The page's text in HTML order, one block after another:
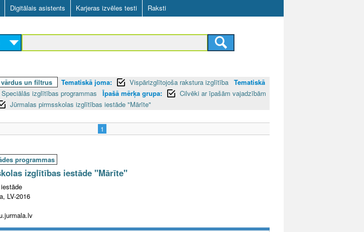
Digitālais asistents Karjeras izvēles testi Raksti
un filtrus Tematiskā joma: Vispārizglītojoša rakstura izglītība Tematiskā
Speciālās izglītības programmas Īpašā mērķa grupa:
Cilvēki ar īpašām vajadzībām
Jūrmalas pirmsskolas izglītības iestāde "Mārīte"
1
programmas
izglītības iestāde "Mārīte"
LV-2016